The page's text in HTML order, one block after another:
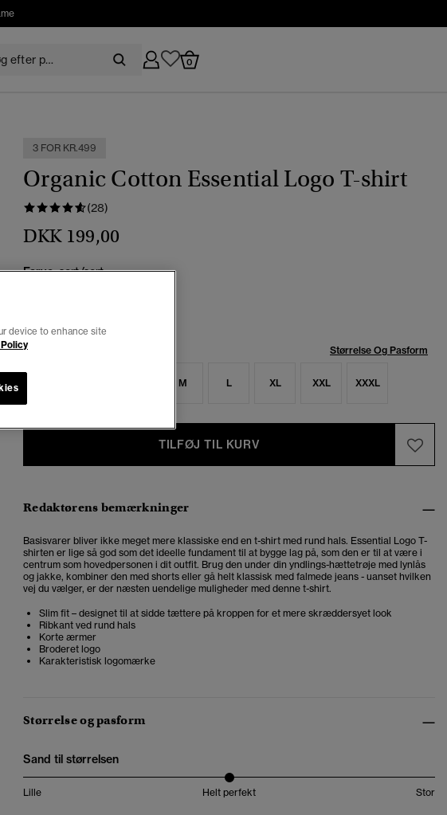
0
3 FOR KR.499
Organic Cotton Essential Logo T-shirt
(28)
DKK 199,00
Farve:sort/sort
Vælg Størrelse: Størrelse Og Pasform
M L XL XXL XXXL
TILFØJ TIL KURV
Redaktørens bemærkninger
Basisvarer bliver ikke meget mere klassiske end en t-shirt med rund hals. Essential Logo T-
shirten er lige så god som det ideelle fundament til at bygge lag på, som den er til at være i
centrum som hovedpersonen i dit outfit. Brug den under din yndlings-hættetrøje med lynlås
og jakke, kombiner den med shorts eller gå helt klassisk med falmede jeans - uanset hvilken
vej du vælger, er der næsten uendelige muligheder med denne t-shirt.
Slim fit – designet til at sidde tættere på kroppen for et mere skræddersyet look
Ribkant ved rund hals
Korte ærmer
Broderet logo
Karakteristisk logomærke
Størrelse og pasform
Sand til størrelsen
Lille Helt perfekt Stor
device to enhance site